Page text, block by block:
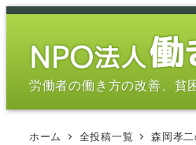
メ
労働者の働き方の改善、貧
ホーム 全投稿一覧 森岡孝